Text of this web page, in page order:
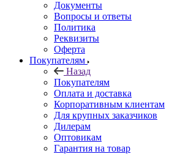
Документы
Вопросы и ответы
Политика
Реквизиты
Оферта
Покупателям
Назад
Покупателям
Оплата и доставка
Корпоративным клиентам
Для крупных заказчиков
Дилерам
Оптовикам
Гарантия на товар